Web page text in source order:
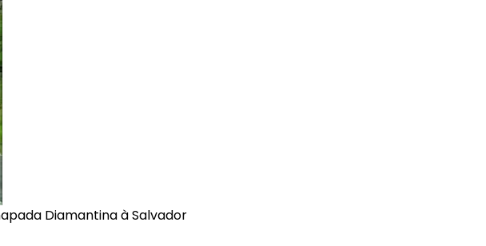
Diamantina à Salvador